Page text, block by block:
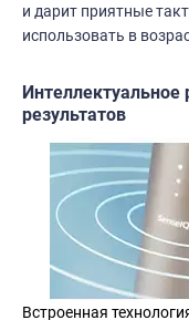
и дарит приятные
использовать в
результатов
Встроенная